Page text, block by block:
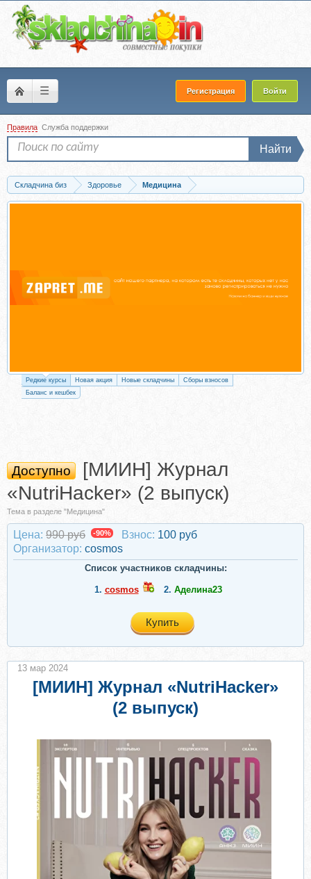
☰ Регистрация Войти
Правила Служба поддержки
Найти
Складчина биз Здоровье
Медицина
Скачать [МИИН] Журнал «NutriHacker» (2 выпуск)
Редкие курсы Новая акция Новые складчины
Сборы взносов
Баланс и кешбек
Доступно
[МИИН] Журнал
«NutriHacker» (2 выпуск)
Тема в разделе "Медицина"
Цена: 990 руб -90% Взнос: 100 руб
Организатор: cosmos
Список участников складчины:
1. cosmos 2. Аделина23
Купить
[МИИН] Журнал «NutriHacker»
(2 выпуск)
13 мар 2024